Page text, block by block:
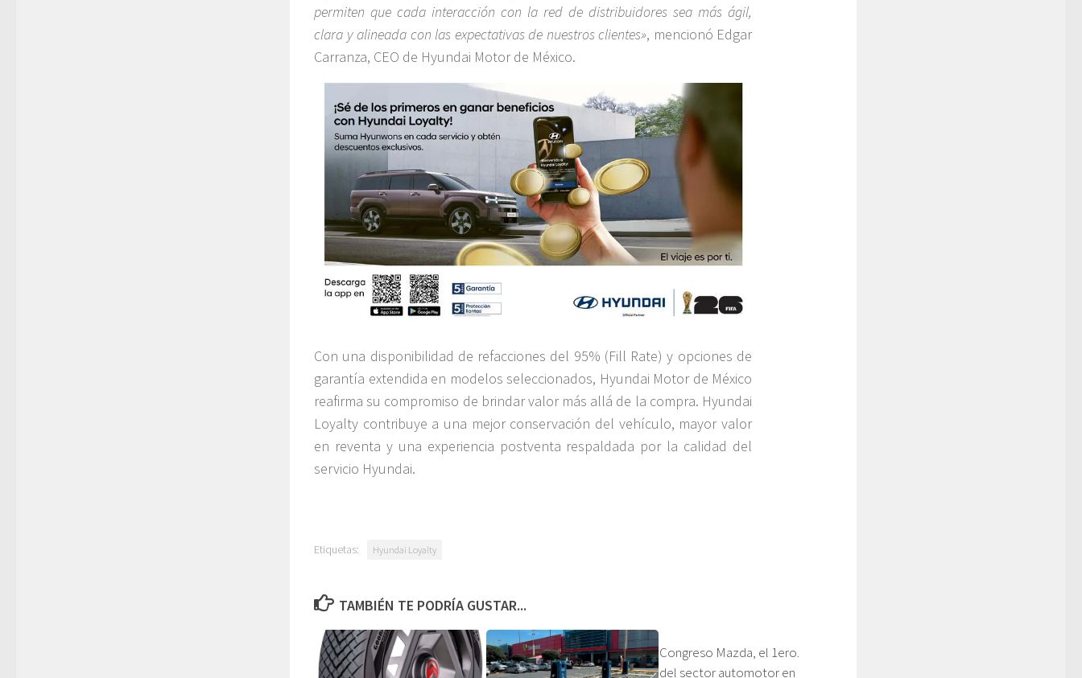
permiten que cada interacción con la red de distribuidores sea más ágil,
clara y alineada con las expectativas de nuestros clientes», mencionó Edgar
Carranza, CEO de Hyundai Motor de México.
Con una disponibilidad de refacciones del 95% (Fill Rate) y opciones de
garantía extendida en modelos seleccionados, Hyundai Motor de México
reafirma su compromiso de brindar valor más allá de la compra. Hyundai
Loyalty contribuye a una mejor conservación del vehículo, mayor valor
en reventa y una experiencia postventa respaldada por la calidad del
servicio Hyundai.
Etiquetas: Hyundai Loyalty
TAMBIÉN TE PODRÍA GUSTAR...
Congreso Mazda, el 1ero.
del sector automotor en